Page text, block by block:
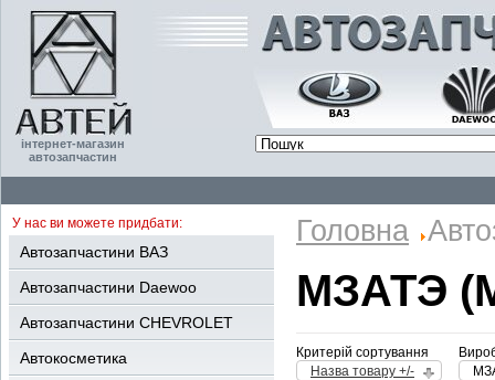
інтернет-магазин
автозапчастин
У нас ви можете придбати:
Автозапчастини ВАЗ
Автозапчастини Daewoo
Автозапчастини CHEVROLET
Автокосметика
Головна
МЗАТЭ
Критерій сортування
Назва товару +/-